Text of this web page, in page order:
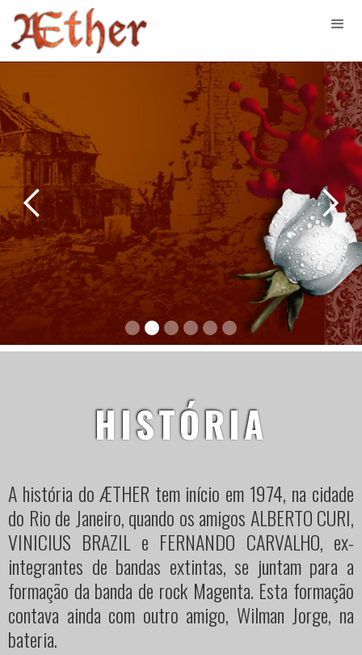
HISTÓRIA
A história do ÆTHER tem início em 1974, na cidade
do Rio de Janeiro, quando os amigos ALBERTO CURI,
VINICIUS BRAZIL e FERNANDO CARVALHO, ex-
integrantes de bandas extintas, se juntam para a
formação da banda de rock Magenta. Esta formação
contava ainda com outro amigo, Wilman Jorge, na
bateria.